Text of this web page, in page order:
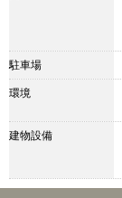
駐車場
環境
建物設備